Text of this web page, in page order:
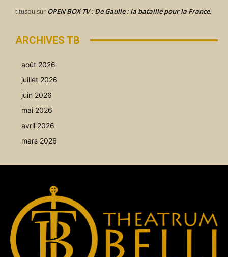
titusou sur OPEN BOX TV : De Gaulle : la bataille pour la France.
ARCHIVES TB
août 2026
juillet 2026
juin 2026
mai 2026
avril 2026
mars 2026